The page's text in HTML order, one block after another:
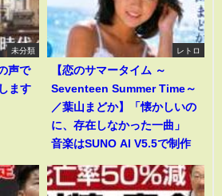
未分類
声で
ます
レトロ
【恋のサマータイム ～
Seventeen Summer Time～
／葉山まどか】「懐かしいの
に、存在しなかった一曲」
音楽はSUNO AI V5.5で制作